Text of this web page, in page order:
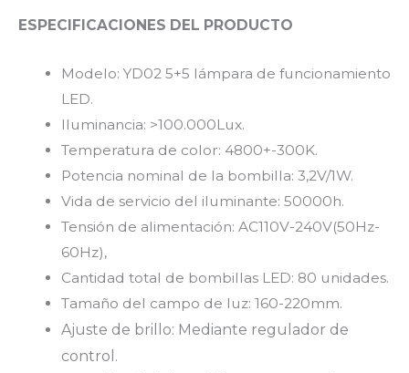
ESPECIFICACIONES DEL PRODUCTO
Modelo: YD02 5+5 lámpara de funcionamiento
LED.
Iluminancia: >100.000Lux.
Temperatura de color: 4800+-300K.
Potencia nominal de la bombilla: 3,2V/1W.
Vida de servicio del iluminante: 50000h.
Tensión de alimentación: AC110V-240V(50Hz-
60Hz),
Cantidad total de bombillas LED: 80 unidades.
Tamaño del campo de luz: 160-220mm.
Ajuste de brillo: Mediante regulador de
control.